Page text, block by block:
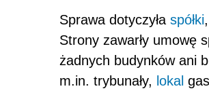
Sprawa dotyczyła spółki
Strony zawarły umowę
żadnych budynków ani
m.in. trybunały, lokal